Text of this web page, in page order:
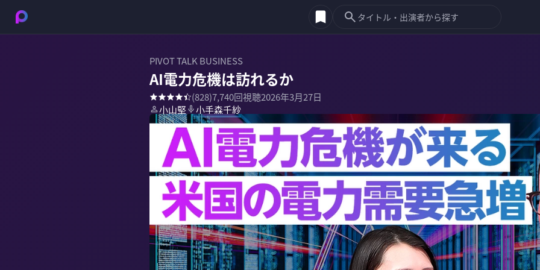
PIVOT TALK BUSINESS
AI電力危機は訪れるか
(828)7,740回視聴2026年3月27日
小山堅
小手森千紗